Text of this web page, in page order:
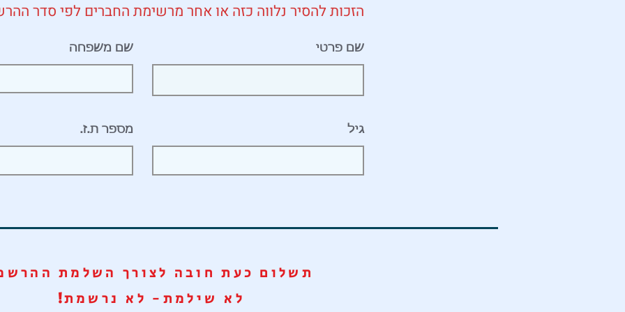
הזכות להסיר נלווה כזה או אחר מרשימת החברים לפי סדר
שם משפחה שם פרטי
מספר ת.ז. גיל
תשלום כעת חובה לצורך השלמת
לא שילמת- לא נרשמת!